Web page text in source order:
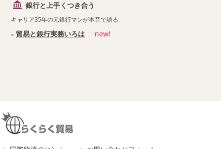
銀行と上手くつき合う
キャリア35年の元銀行マンが本音で語る
貿易と銀行実務いろは new!